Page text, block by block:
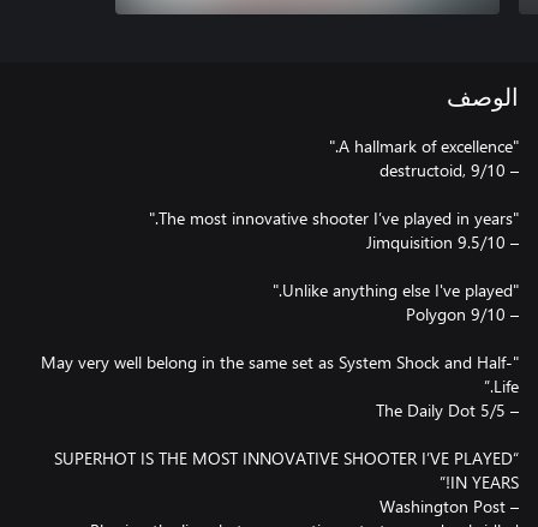
الوصف
"May very well belong in the same set as System Shock and Half-
“SUPERHOT IS THE MOST INNOVATIVE SHOOTER I’VE PLAYED